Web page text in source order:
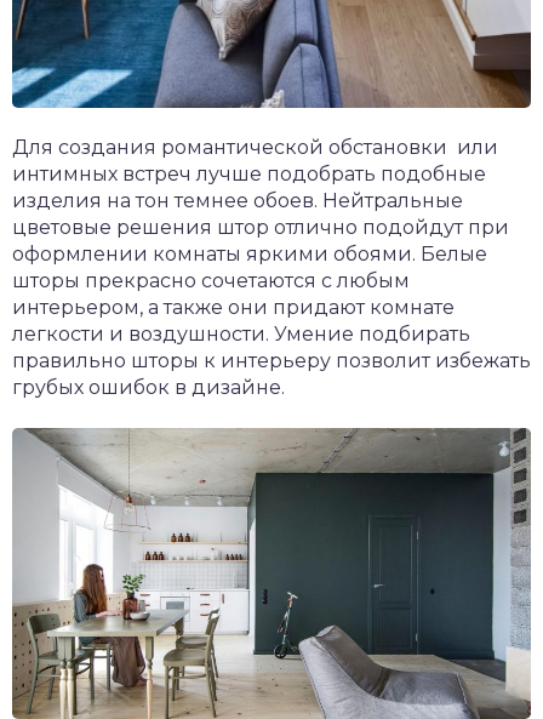
Для создания романтической обстановки или
интимных встреч лучше подобрать подобные
изделия на тон темнее обоев. Нейтральные
цветовые решения штор отлично подойдут при
оформлении комнаты яркими обоями. Белые
шторы прекрасно сочетаются с любым
интерьером, а также они придают комнате
легкости и воздушности. Умение подбирать
правильно шторы к интерьеру позволит избежать
грубых ошибок в дизайне.